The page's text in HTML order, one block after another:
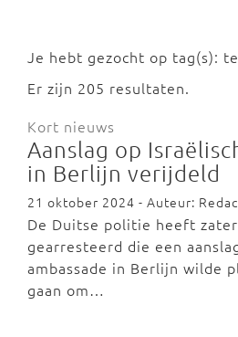
Je hebt gezocht op tag(s):
Er zijn 205 resultaten.
Kort nieuws
Aanslag op
in Berlijn verijdeld
21 oktober 2024 - Auteur:
De Duitse politie heeft
gearresteerd die een
ambassade in Berlijn wilde
gaan om…